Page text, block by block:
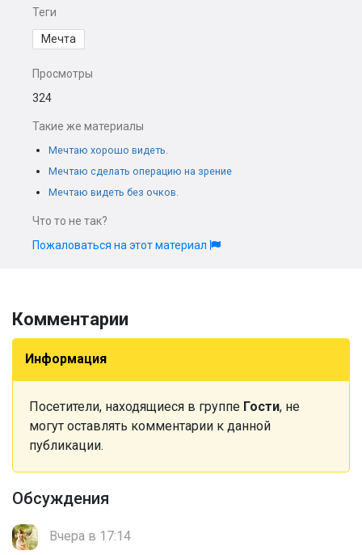
Теги
Мечта
Просмотры
324
Такие же материалы
Мечтаю хорошо видеть.
Мечтаю сделать операцию на зрение
Мечтаю видеть без очков.
Что то не так?
Пожаловаться на этот материал
Комментарии
Информация
Посетители, находящиеся в группе Гости, не
могут оставлять комментарии к данной
публикации.
Обсуждения
Вчера в 17:14